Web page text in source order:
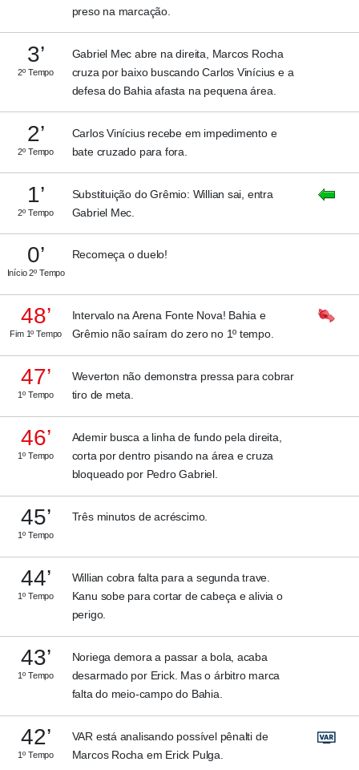
preso na marcação.
3’
2º Tempo
Gabriel Mec abre na direita, Marcos Rocha
cruza por baixo buscando Carlos Vinícius e a
defesa do Bahia afasta na pequena área.
2’
2º Tempo
Carlos Vinícius recebe em impedimento e
bate cruzado para fora.
1’
2º Tempo
Substituição do Grêmio: Willian sai, entra
Gabriel Mec.
0’
Início 2º Tempo
Recomeça o duelo!
48’
Fim 1º Tempo
Intervalo na Arena Fonte Nova! Bahia e
Grêmio não saíram do zero no 1º tempo.
47’
1º Tempo
Weverton não demonstra pressa para cobrar
tiro de meta.
46’
1º Tempo
Ademir busca a linha de fundo pela direita,
corta por dentro pisando na área e cruza
bloqueado por Pedro Gabriel.
45’
1º Tempo
Três minutos de acréscimo.
44’
1º Tempo
Willian cobra falta para a segunda trave.
Kanu sobe para cortar de cabeça e alivia o
perigo.
43’
1º Tempo
Noriega demora a passar a bola, acaba
desarmado por Erick. Mas o árbitro marca
falta do meio-campo do Bahia.
42’
1º Tempo
VAR está analisando possível pênalti de
Marcos Rocha em Erick Pulga.